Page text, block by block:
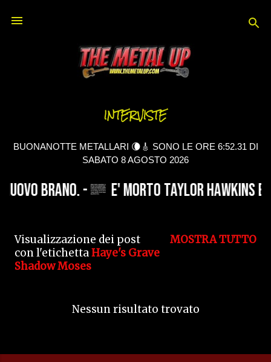
INTERVISTE
BUONANOTTE METALLARI 🌘🎸 SONO LE ORE 6:52.31 DI
SABATO 8 AGOSTO 2026
Visualizzazione dei post
con l'etichettaHaye's Grave
Shadow Moses
MOSTRA TUTTO
Nessun risultato trovato